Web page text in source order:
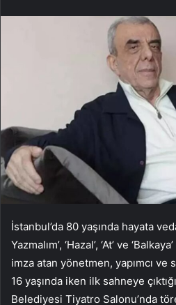
İstanbul’da 80 yaşında hayata
Yazmalım’, ‘Hazal’, ‘At’ ve
imza atan yönetmen, yapımcı
16 yaşında iken ilk sahneye
Belediyesi Tiyatro Salonu’nda